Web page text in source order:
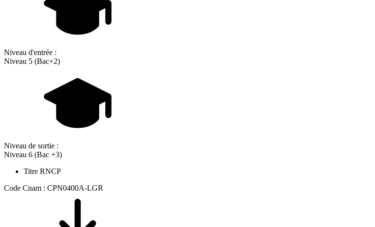
Niveau d'entrée :
Niveau 5 (Bac+2)
Niveau de sortie :
Niveau 6 (Bac +3)
Titre RNCP
Code Cnam : CPN0400A-LGR